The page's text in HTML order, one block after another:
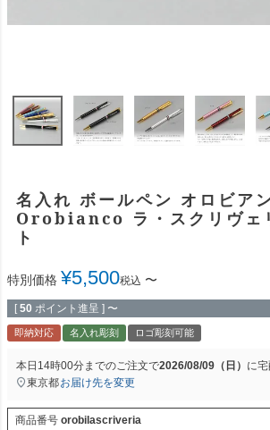
名入れ ボールペン オロビア
Orobianco ラ・スクリヴェ
ト
特別価格 ¥5,500税込 〜
[ 50 ポイント進呈 ] 〜
即納対応 名入れ彫刻 ロゴ彫刻可能
本日 14時00分までのご注文で2026/08/09（日） に宅
東京都お届け先を変更
商品番号 orobilascriveria